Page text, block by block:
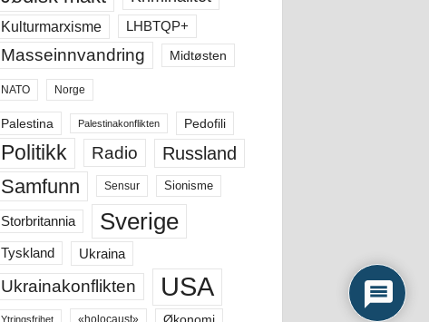
Kulturmarxisme LHBTQP+
Masseinnvandring Midtøsten
NATO Norge
Palestina Palestinakonflikten Pedofili
Politikk Radio Russland
Samfunn Sensur Sionisme
Storbritannia Sverige
Tyskland Ukraina
Ukrainakonflikten USA
Ytringsfrihet